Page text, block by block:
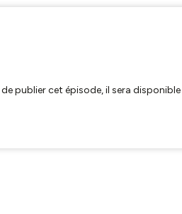
publier cet épisode, il sera